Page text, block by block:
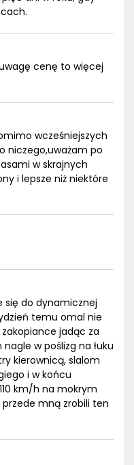
cenę to więcej
wcześniejszych
niczego,uważam po
w skrajnych
i lepsze niż niektóre
się do dynamicznej
temu omal nie
jadąc za
w poślizg na łuku
kierownicą, slalom
i w końcu
km/h na mokrym
mną zrobili ten